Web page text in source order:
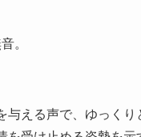
。
える声で、ゆっくり